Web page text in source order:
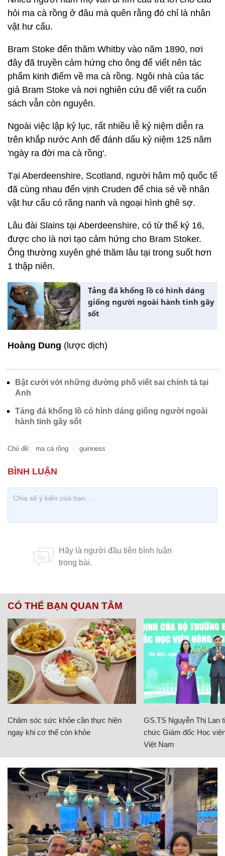
hỏi ma cà rồng ở đâu mà quên rằng đó chỉ là nhân
vật hư cấu.
Bram Stoke đến thăm Whitby vào năm 1890, nơi
đây đã truyền cảm hứng cho ông để viết nên tác
phẩm kinh điểm về ma cà rồng. Ngôi nhà của tác
giả Bram Stoke và nơi nghiên cứu để viết ra cuốn
sách vẫn còn nguyên.
Ngoài việc lập kỷ lục, rất nhiều lễ kỷ niệm diễn ra
trên khắp nước Anh để đánh dấu kỷ niệm 125 năm
'ngày ra đời ma cà rồng'.
Tại Aberdeenshire, Scotland, người hâm mộ quốc tế
đã cùng nhau đến vịnh Cruden để chia sẻ về nhân
vật hư cấu có răng nanh và ngoại hình ghê sợ.
Lâu đài Slains tại Aberdeenshire, có từ thế kỷ 16,
được cho là nơi tạo cảm hứng cho Bram Stoker.
Ông thường xuyên ghé thăm lâu tại trong suốt hơn
1 thập niên.
Tảng đá khổng lồ có hình dáng
giống người ngoài hành tinh gây
sốt
Hoàng Dung (lược dịch)
Bật cười với những đường phố viết sai chính tả tại
Anh
Tảng đá khổng lồ có hình dáng giống người ngoài
hành tinh gây sốt
Chủ đề: ma cà rồng guinness
CÓ THỂ BẠN QUAN TÂM
Chăm sóc sức khỏe cần thực hiện
ngay khi cơ thể còn khỏe
GS.TS Nguyễn Thị Lan
chức Giám đốc Học
Việt Nam